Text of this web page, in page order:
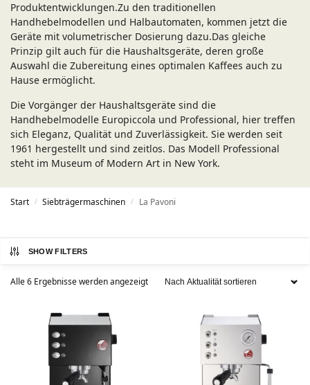
Produktentwicklungen.Zu den traditionellen
Handhebelmodellen und Halbautomaten, kommen jetzt die
Geräte mit volumetrischer Dosierung dazu.Das gleiche
Prinzip gilt auch für die Haushaltsgeräte, deren große
Auswahl die Zubereitung eines optimalen Kaffees auch zu
Hause ermöglicht.
Die Vorgänger der Haushaltsgeräte sind die
Handhebelmodelle Europiccola und Professional, hier treffen
sich Eleganz, Qualität und Zuverlässigkeit. Sie werden seit
1961 hergestellt und sind zeitlos. Das Modell Professional
steht im Museum of Modern Art in New York.
Start / Siebträgermaschinen / La Pavoni
SHOW FILTERS
Alle 6 Ergebnisse werden angezeigt